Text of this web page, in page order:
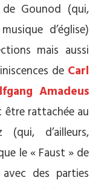
Gounod (qui,
d’église)
mais aussi
de Carl
Amadeus
être rattachée au
(qui, d’ailleurs,
le « Faust » de
des parties